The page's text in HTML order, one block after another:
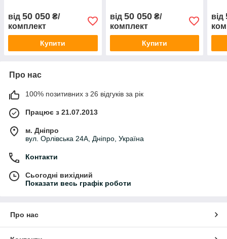
від 50 050 ₴/
комплект
Купити
від 50 050₴/
комплект
Купити
від
Про нас
100% позитивних з 26 відгуків за рік
Працює з 21.07.2013
м. Дніпро
вул. Орлівська 24А, Дніпро, Україна
Контакти
Сьогодні вихідний
Показати весь графік роботи
Про нас